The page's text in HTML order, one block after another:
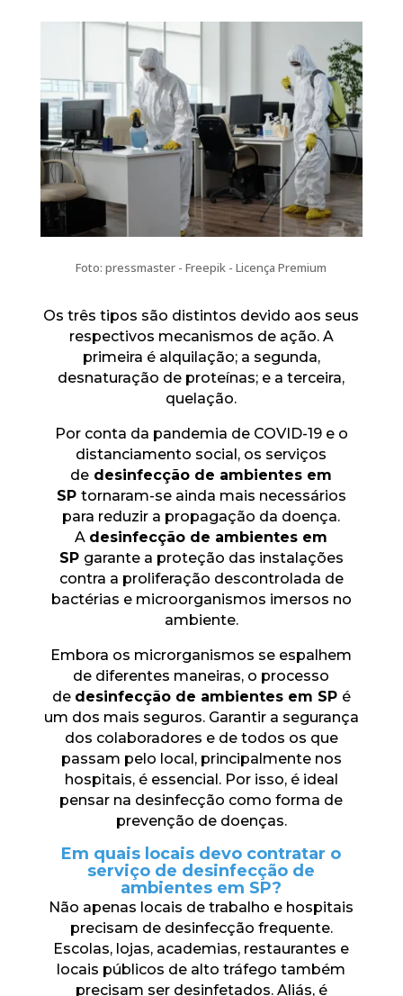
Foto: pressmaster - Freepik - Licença Premium
Os três tipos são distintos devido aos seus
respectivos mecanismos de ação. A
primeira é alquilação; a segunda,
desnaturação de proteínas; e a terceira,
quelação.
Por conta da pandemia de COVID-19 e o
distanciamento social, os serviços
de desinfecção de ambientes em
SP tornaram-se ainda mais necessários
para reduzir a propagação da doença.
A desinfecção de ambientes em
SP garante a proteção das instalações
contra a proliferação descontrolada de
bactérias e microorganismos imersos no
ambiente.
Embora os microrganismos se espalhem
de diferentes maneiras, o processo
de desinfecção de ambientes em SP é
um dos mais seguros. Garantir a segurança
dos colaboradores e de todos os que
passam pelo local, principalmente nos
hospitais, é essencial. Por isso, é ideal
pensar na desinfecção como forma de
prevenção de doenças.
Em quais locais devo contratar o
serviço de desinfecção de
ambientes em SP?
Não apenas locais de trabalho e hospitais
precisam de desinfecção frequente.
Escolas, lojas, academias, restaurantes e
locais públicos de alto tráfego também
precisam ser desinfetados. Aliás, é